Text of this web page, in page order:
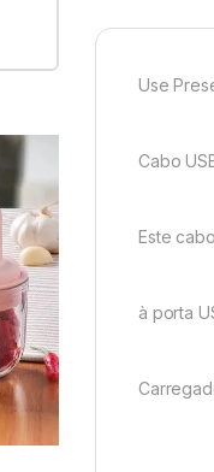
Use
Cabo
Este
à porta